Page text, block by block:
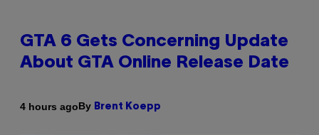
GTA 6 Gets Concerning Update
About GTA Online Release Date
4 hours agoBy Brent Koepp